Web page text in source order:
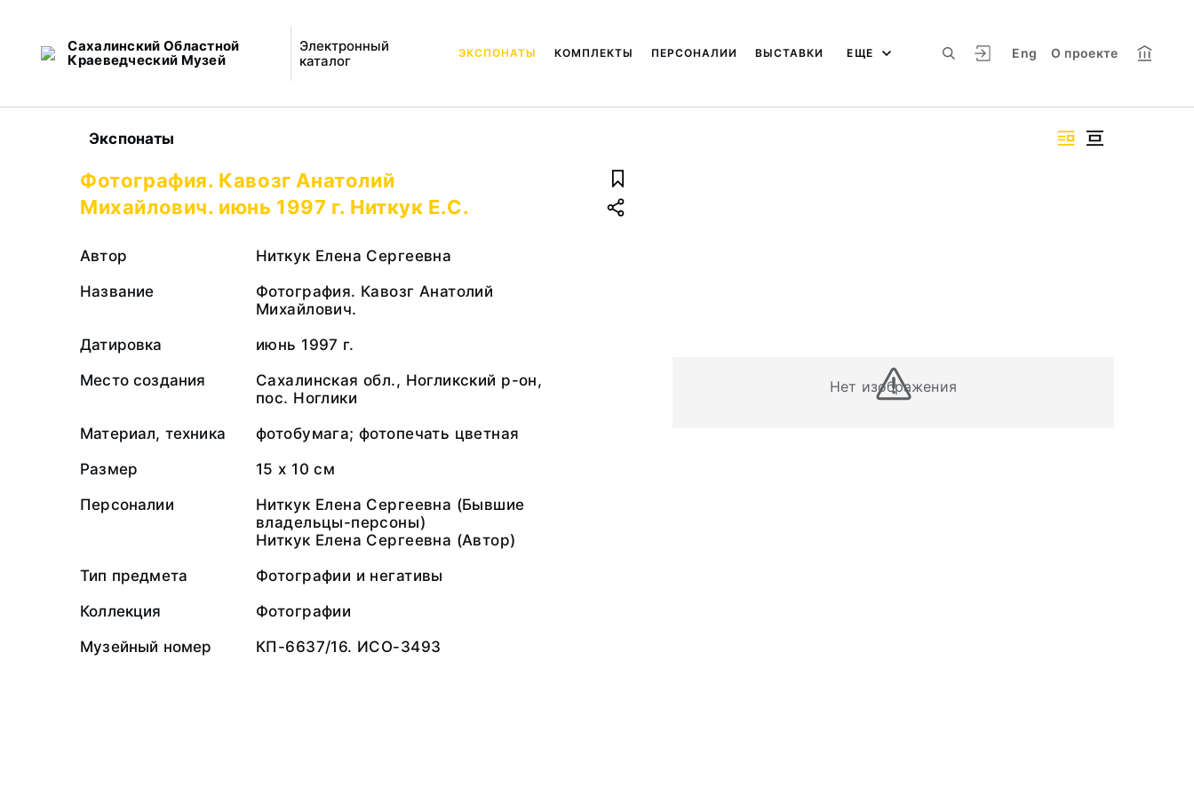
Сахалинский Областной
Краеведческий Музей
Электронный
каталог
Eng О проекте
ЭКСПОНАТЫ КОМПЛЕКТЫ ПЕРСОНАЛИИ ВЫСТАВКИ ЕЩЕ
Экспонаты
Нет изображения
Фотография. Кавозг Анатолий
Михайлович. июнь 1997 г. Ниткук Е.С.
Автор
Ниткук Елена Сергеевна
Название
Фотография. Кавозг Анатолий
Михайлович.
Датировка
июнь 1997 г.
Место создания
Сахалинская обл., Ногликский р-он,
пос. Ноглики
Материал, техника
фотобумага; фотопечать цветная
Размер
15 х 10 см
Персоналии
Ниткук Елена Сергеевна (Бывшие
владельцы-персоны)
Ниткук Елена Сергеевна (Автор)
Тип предмета
Фотографии и негативы
Коллекция
Фотографии
Музейный номер
КП-6637/16. ИСО-3493